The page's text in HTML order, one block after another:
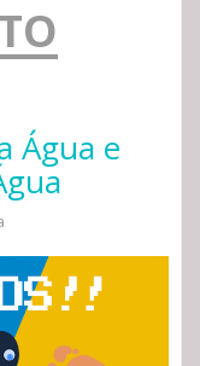
Água e